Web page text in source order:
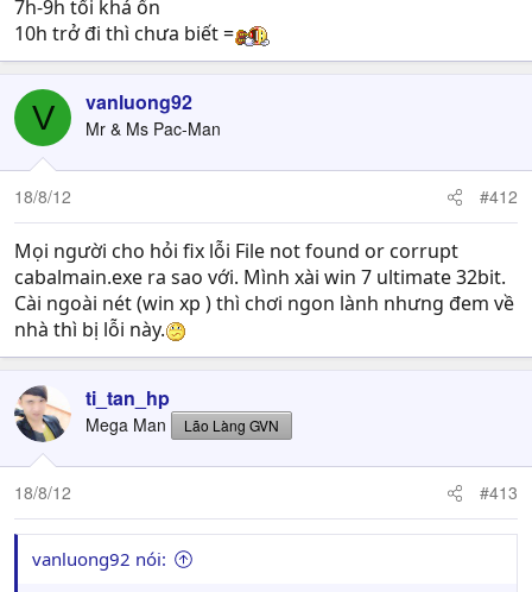
7h-9h tối khá ổn
10h trở đi thì chưa biết =
V vanluong92
Mr & Ms Pac-Man
18/8/12 #412
Mọi người cho hỏi fix lỗi File not found or corrupt
cabalmain.exe ra sao với. Mình xài win 7 ultimate 32bit.
Cài ngoài nét (win xp ) thì chơi ngon lành nhưng đem về
nhà thì bị lỗi này.
ti_tan_hp
Mega Man Lão Làng GVN
18/8/12 #413
vanluong92 nói: